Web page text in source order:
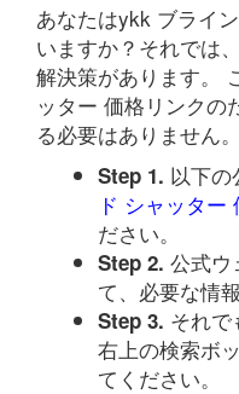
あなたはykk ブライ
いますか？それでは
解決策があります。
ッター 価格リンクの
る必要はありません。
Step 1. 以下の
ド シャッター
ださい。
Step 2. 公式ウ
て、必要な情
Step 3. それで
右上の検索ボ
てください。